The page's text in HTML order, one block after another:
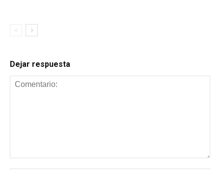
Dejar respuesta